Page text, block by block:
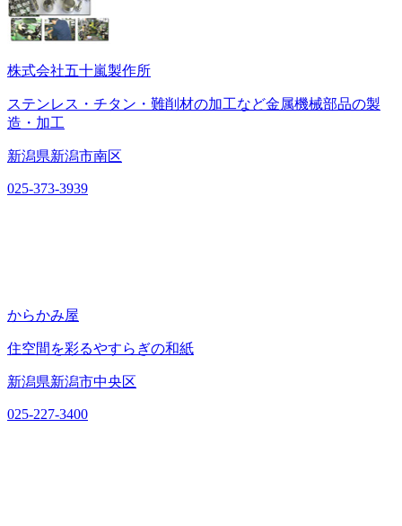
株式会社五十嵐製作所
ステンレス・チタン・難削材の加工など金属機械部品の製
造・加工
新潟県新潟市南区
025-373-3939
からかみ屋
住空間を彩るやすらぎの和紙
新潟県新潟市中央区
025-227-3400